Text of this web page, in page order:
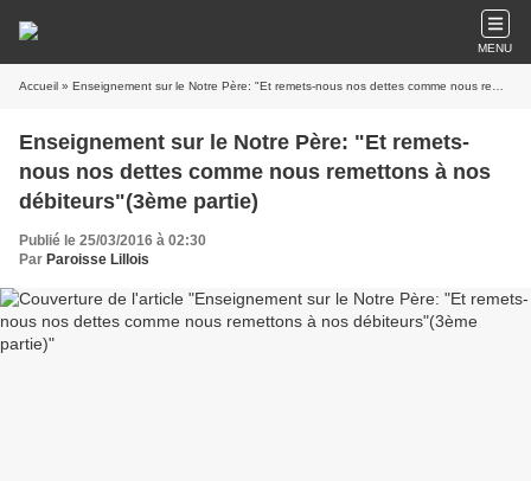
MENU
Accueil » Enseignement sur le Notre Père: "Et remets-nous nos dettes comme nous remettons à nos débiteurs"(3ème partie)
Enseignement sur le Notre Père: "Et remets-
nous nos dettes comme nous remettons à nos
débiteurs"(3ème partie)
Publié le 25/03/2016 à 02:30
Par Paroisse Lillois